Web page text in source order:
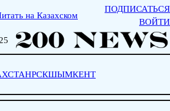
на Казахском
ПОДПИСАТЬСЯ
ВОЙТИ
РСКШЫМКЕНТ